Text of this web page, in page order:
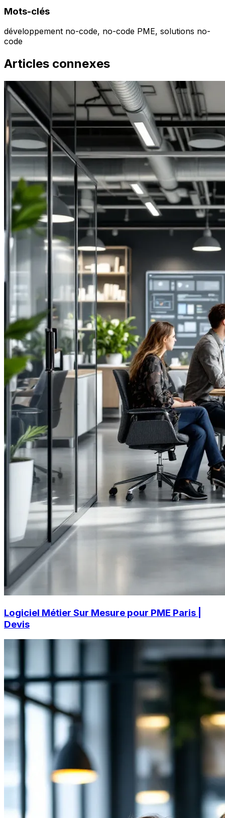
Mots-clés
développement no-code, no-code PME, solutions no-
code
Articles connexes
Logiciel Métier Sur Mesure pour PME Paris |
Devis